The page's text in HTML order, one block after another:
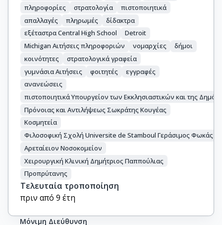
πληροφορίες
στρατολογία
πιστοποιητικά
απαλλαγές
πληρωμές
δίδακτρα
εξέταστρα Central High School
Detroit
Michigan Αιτήσεις πληροφοριών
νομαρχίες
δήμοι
κοινότητες
στρατολογικά γραφεία
γυμνάσια Αιτήσεις
φοιτητές
εγγραφές
ανανεώσεις
πιστοποιητικά Υπουργείον των Εκκλησιαστικών και της
Πρόνοιας και Αντιλήψεως Σωκράτης Κουγέας
Κοσμητεία
Φιλοσοφική Σχολή Universite de Stamboul Γεράσιμος Φωκάς
Αρεταίειον Νοσοκομείον
Χειρουργική Κλινική Δημήτριος Παππούλιας
Προπρύτανης
Τελευταία τροποποίηση
πριν από 9 έτη
Μόνιμη Διεύθυνση